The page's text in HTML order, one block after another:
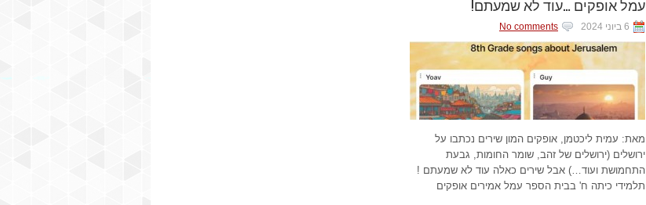
עמל אופקים …עוד לא שמעתם!
6 ביוני 2024 No comments
מאת: עמית ליכטמן, אופקים המון שירים נכתבו על
ירושלים (ירושלים של זהב, שומר החומות, גבעת
התחמושת ועוד…) אבל שירים כאלה עוד לא שמעתם !
תלמידי כיתה ח' בבית הספר עמל אמירים אופקים